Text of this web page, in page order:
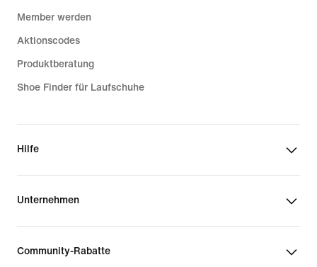
Member werden
Aktionscodes
Produktberatung
Shoe Finder für Laufschuhe
Hilfe
Unternehmen
Community-Rabatte